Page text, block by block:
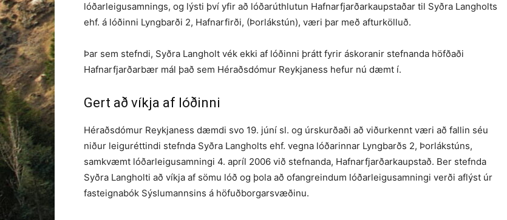
lóðarleigusamnings, og lýsti því yfir að lóðarúthlutun Hafnarfjarðarkaupstaðar til Syðra Langholts
ehf. á lóðinni Lyngbarði 2, Hafnarfirði, (Þorlákstún), væri þar með afturkölluð.
Þar sem stefndi, Syðra Langholt vék ekki af lóðinni þrátt fyrir áskoranir stefnanda höfðaði
Hafnarfjarðarbær mál það sem Héraðsdómur Reykjaness hefur nú dæmt í.
Gert að víkja af lóðinni
Héraðsdómur Reykjaness dæmdi svo 19. júní sl. og úrskurðaði að viðurkennt væri að fallin séu
niður leiguréttindi stefnda Syðra Langholts ehf. vegna lóðarinnar Lyngbarðs 2, Þorlákstúns,
samkvæmt lóðarleigusamningi 4. apríl 2006 við stefnanda, Hafnarfjarðarkaupstað. Ber stefnda
Syðra Langholti að víkja af sömu lóð og þola að ofangreindum lóðarleigusamningi verði aflýst úr
fasteignabók Sýslumannsins á höfuðborgarsvæðinu.